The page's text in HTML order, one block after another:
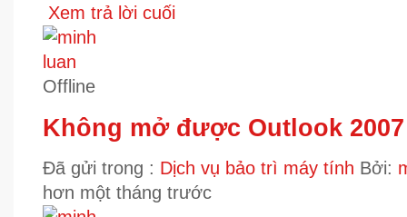
Xem trả lời cuối
Offline
Không mở được Outlook 2007
Đã gửi trong : Dịch vụ bảo trì máy tính Bởi:
hơn một tháng trước